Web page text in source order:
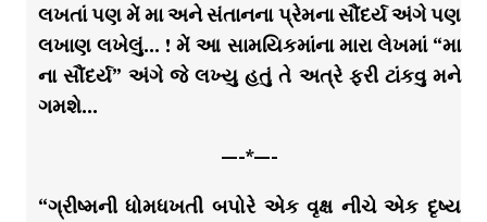
લખતાં પણ મેં મા અને સંતાનના પ્રેમના સૌંદર્ય અંગે પણ
લખાણ લખેલું… ! મેં આ સામયિકમાંના મારા લેખમાં “મા
ના સૌંદર્ય” અંગે જે લખ્યુ હતું તે અત્રે ફરી ટાંકવુ મને
ગમશે…
—-*—-
“ગ્રીષ્મની ધોમધખતી બપોરે એક વૃક્ષ નીચે એક દૃષ્ય